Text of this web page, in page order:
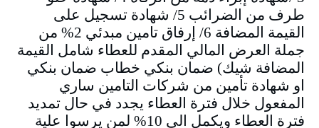
طرف من الضرائب 5/ شهادة تسجيل على
القيمة المضافة 6/ إرفاق تامين مبدئي 2% من
جملة العرض المالي المقدم للعطاء شامل القيمة
المضافة شيك) ضمان بنكي خطاب ضمان بنكي
او شهادة تأمين من شركات التامين ساري
المفعول خلال فترة العطاء يجدد في حال تمديد
فترة العطاء ويكمل الى 10% لمن يرسوا علية